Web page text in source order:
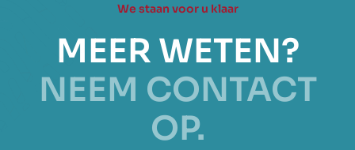
We staan voor u klaar
MEER WETEN?
NEEM CONTACT
OP.